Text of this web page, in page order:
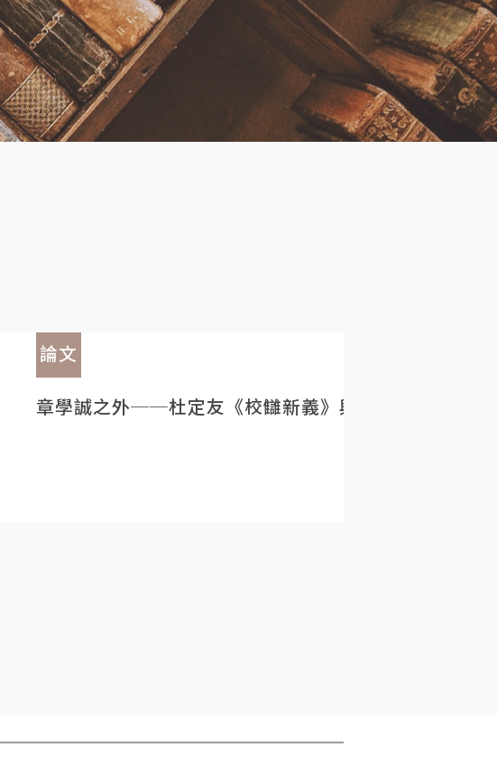
論文
章學誠之外──杜定友《校讎新義》與民初目錄學的重